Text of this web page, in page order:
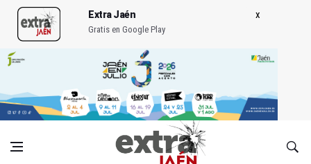
Extra Jaén
Gratis en Google Play